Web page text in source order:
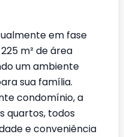
em fase
m² de área
um ambiente
sua família.
condomínio, a
quartos, todos
e conveniência